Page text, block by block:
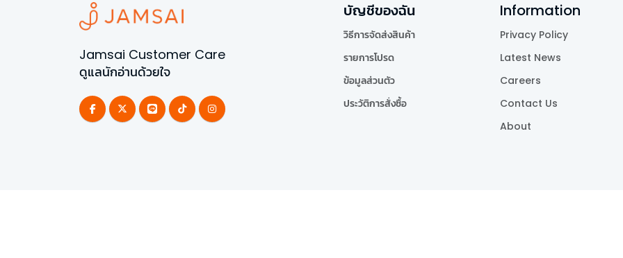
Jamsai Customer Care
ดูแลนักอ่านด้วยใจ
บัญชีของฉัน
วิธีการจัดส่งสินค้า
รายการโปรด
ข้อมูลส่วนตัว
ประวัติการสั่งซื้อ
Information
Privacy Policy
Latest News
Careers
Contact Us
About